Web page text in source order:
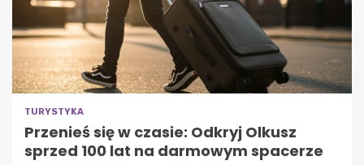
TURYSTYKA
Przenieś się w czasie: Odkryj Olkusz
sprzed 100 lat na darmowym spacerze